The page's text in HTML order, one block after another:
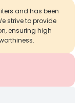
and has been
strive to provide
ensuring high